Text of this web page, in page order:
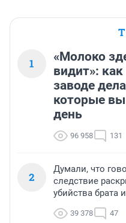
1
«Молоко
видит»:
заводе
которые
день
96 958 131
2
Думали, что
следствие
убийства брата
39 378 47